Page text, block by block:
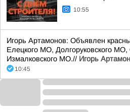
10:55
Игорь Артамонов: Объявлен
Елецкого МО, Долгоруковского
Измалковского МО.// Игорь
10:45